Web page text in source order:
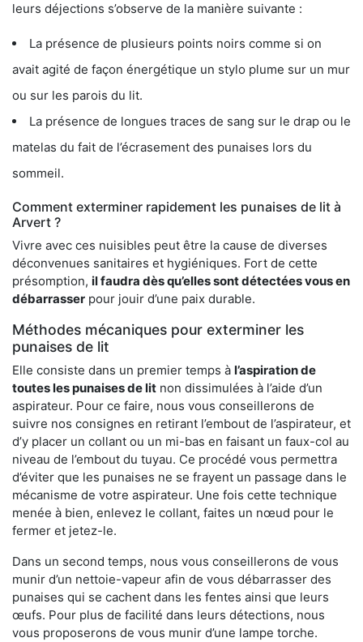
leurs déjections s’observe de la manière suivante :
La présence de plusieurs points noirs comme si on
avait agité de façon énergétique un stylo plume sur un mur
ou sur les parois du lit.
La présence de longues traces de sang sur le drap ou le
matelas du fait de l’écrasement des punaises lors du
sommeil.
Comment exterminer rapidement les punaises de lit à
Arvert ?
Vivre avec ces nuisibles peut être la cause de diverses
déconvenues sanitaires et hygiéniques. Fort de cette
présomption, il faudra dès qu’elles sont détectées vous en
débarrasser pour jouir d’une paix durable.
Méthodes mécaniques pour exterminer les
punaises de lit
Elle consiste dans un premier temps à l’aspiration de
toutes les punaises de lit non dissimulées à l’aide d’un
aspirateur. Pour ce faire, nous vous conseillerons de
suivre nos consignes en retirant l’embout de l’aspirateur, et
d’y placer un collant ou un mi-bas en faisant un faux-col au
niveau de l’embout du tuyau. Ce procédé vous permettra
d’éviter que les punaises ne se frayent un passage dans le
mécanisme de votre aspirateur. Une fois cette technique
menée à bien, enlevez le collant, faites un nœud pour le
fermer et jetez-le.
Dans un second temps, nous vous conseillerons de vous
munir d’un nettoie-vapeur afin de vous débarrasser des
punaises qui se cachent dans les fentes ainsi que leurs
œufs. Pour plus de facilité dans leurs détections, nous
vous proposerons de vous munir d’une lampe torche.